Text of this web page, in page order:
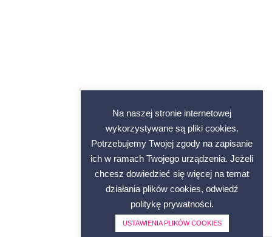
Na naszej stronie internetowej
wykorzystywane są pliki cookies.
Potrzebujemy Twojej zgody na zapisanie
ich w ramach Twojego urządzenia. Jeżeli
chcesz dowiedzieć się więcej na temat
działania plików cookies, odwiedź
politykę prywatności.
USTAWIENIA PLIKÓW COOKIES